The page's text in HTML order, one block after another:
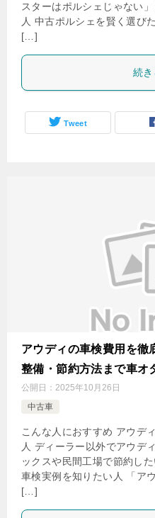
スターはポルシェじゃない
人 中古ポルシェを賢く選び
[…]
続
Tweet
アウディの車検費用を徹
整備・節約方法まで車オ
公開日： 2025年10月26日
中古車
こんな人におすすめ アウデ
人 ディーラー以外でアウデ
ックスや民間工場で節約し
車検実例を知りたい人 「ア
[…]